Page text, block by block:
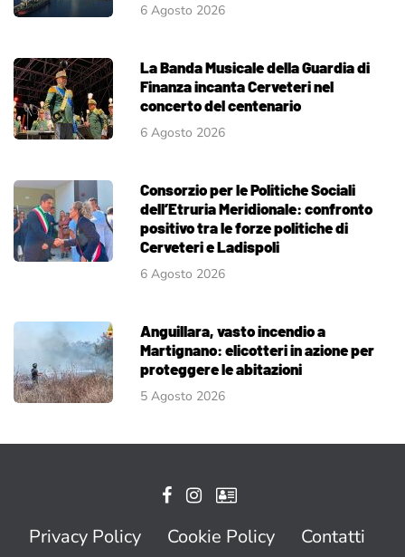
6 Agosto 2026
La Banda Musicale della Guardia di
Finanza incanta Cerveteri nel
concerto del centenario
6 Agosto 2026
Consorzio per le Politiche Sociali
dell’Etruria Meridionale: confronto
positivo tra le forze politiche di
Cerveteri e Ladispoli
6 Agosto 2026
Anguillara, vasto incendio a
Martignano: elicotteri in azione per
proteggere le abitazioni
5 Agosto 2026
Privacy Policy Cookie Policy
Contatti